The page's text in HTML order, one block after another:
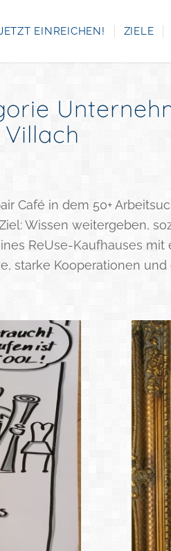
EINREICHEN! ZIELE
Café in dem 50+
Wissen weitergeben,
ReUse-Kaufhauses
starke Kooperationen